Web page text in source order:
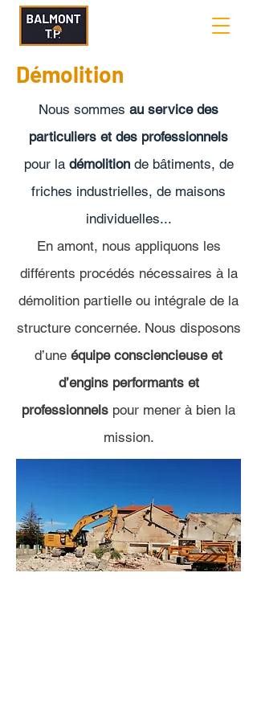
Démolition
Nous sommes au service des
particuliers et des professionnels
pour la démolitionde bâtiments, de
friches industrielles, de maisons
individuelles...
En amont, nous appliquons les
différents procédés nécessaires à la
démolition partielle ou intégrale de la
structure concernée. Nous disposons
d’une équipe consciencieuse et
d’engins performants et
professionnels pour mener à bien la
mission.